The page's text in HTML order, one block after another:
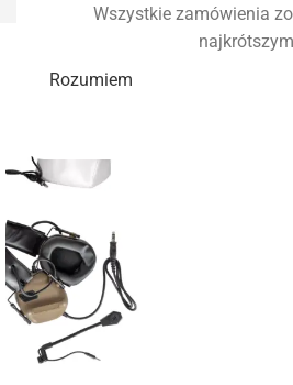
Wszystkie zamówienia
Rozumiem
WYPRZEDANE